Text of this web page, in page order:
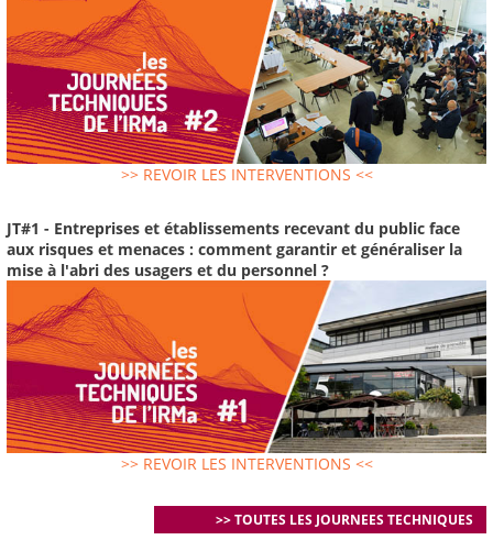
>> REVOIR LES INTERVENTIONS <<
JT#1 - Entreprises et établissements recevant du public face
aux risques et menaces : comment garantir et généraliser la
mise à l'abri des usagers et du personnel ?
>> REVOIR LES INTERVENTIONS <<
>> TOUTES LES JOURNEES TECHNIQUES